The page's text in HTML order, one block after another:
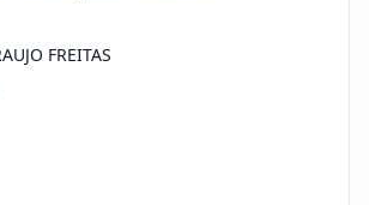
FREITAS